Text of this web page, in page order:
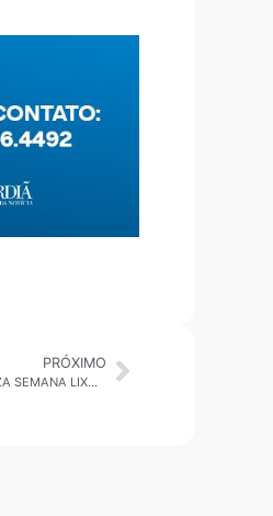
PRÓXIMO
GIRO VALE DO PARAÍBA 17/10: EMBRAER EXPANDE NA ÍNDIA, JACAREÍ MOBILIZA SEMANA LIXO ZERO E CASO DE VIOLÊNCIA ENVOLVE PREFEITO DE SJC